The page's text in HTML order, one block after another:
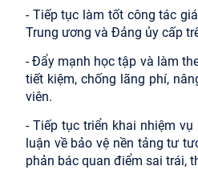
- Tiếp tục làm tốt công tác
Trung ương và Đảng ủy cấp
- Đẩy mạnh học tập và làm
tiết kiệm, chống lãng phí,
viên.
- Tiếp tục triển khai nhiệm
luận về bảo vệ nền tảng tư
phản bác quan điểm sai trái,